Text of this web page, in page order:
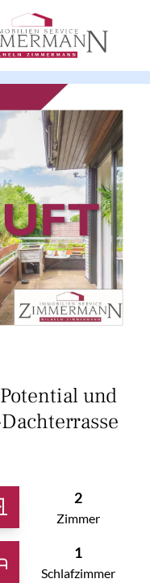
und
2
Zimmer
1
Schlafzimmer